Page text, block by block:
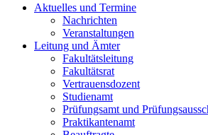
Aktuelles und Termine
Nachrichten
Veranstaltungen
Leitung und Ämter
Fakultätsleitung
Fakultätsrat
Vertrauensdozent
Studienamt
Prüfungsamt und
Praktikantenamt